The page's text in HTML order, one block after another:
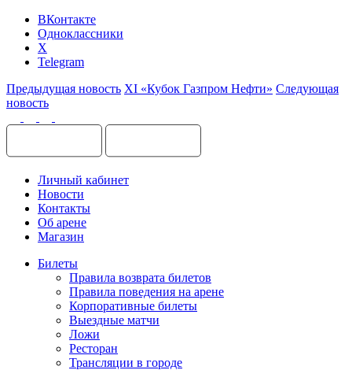
ВКонтакте
Одноклассники
X
Telegram
Предыдущая новость XI «Кубок Газпром Нефти» Следующая
новость
Личный кабинет
Новости
Контакты
Об арене
Магазин
Билеты
Правила возврата билетов
Правила поведения на арене
Корпоративные билеты
Выездные матчи
Ложи
Ресторан
Трансляции в городе